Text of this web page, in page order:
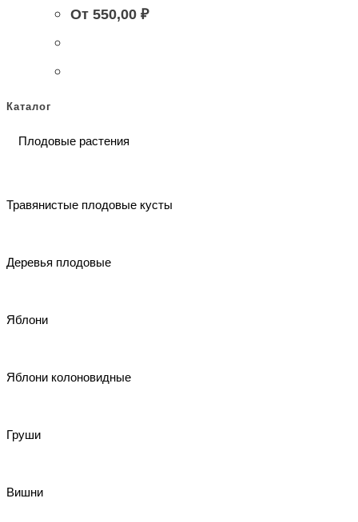
От 550,00 ₽
Каталог
Плодовые растения
Травянистые плодовые кусты
Деревья плодовые
Яблони
Яблони колоновидные
Груши
Вишни